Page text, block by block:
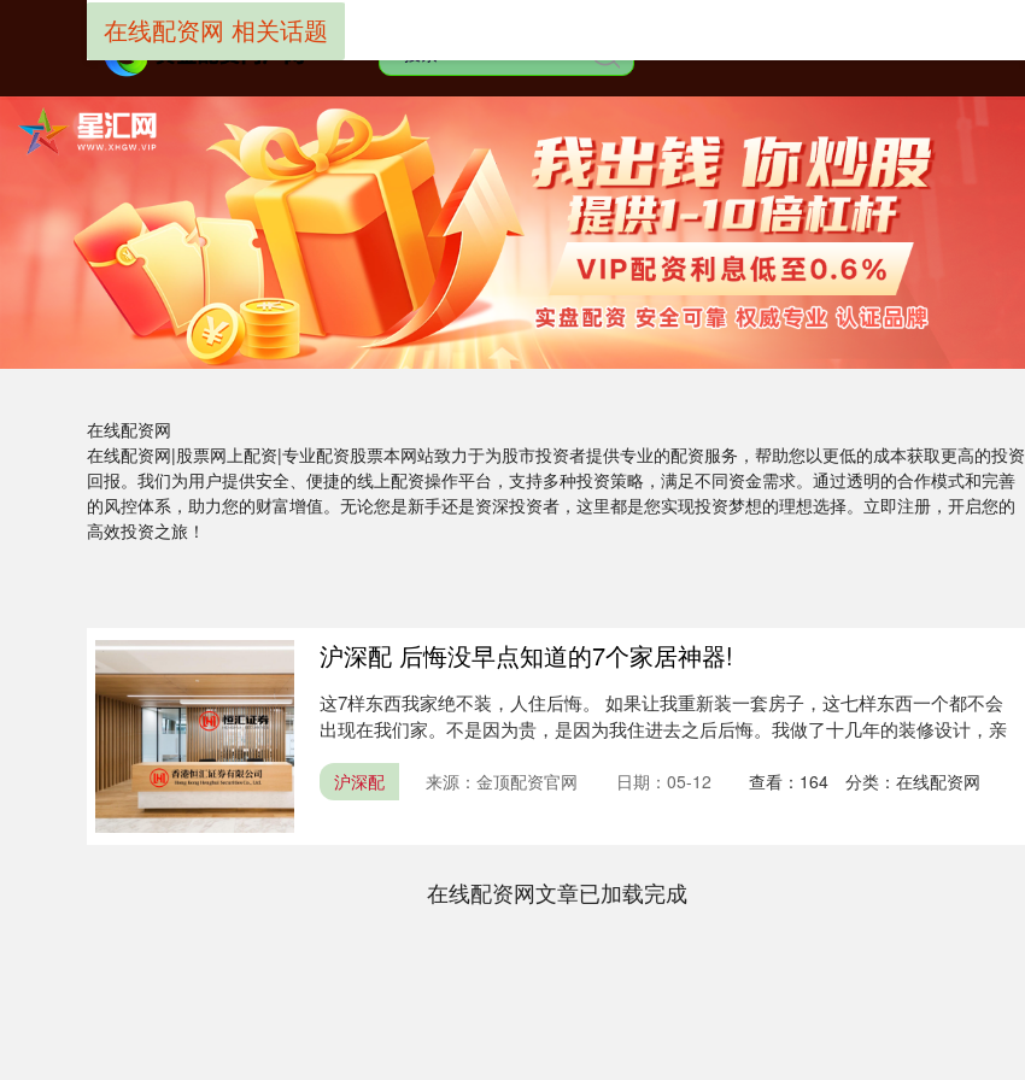
在线配资网
在线配资网|股票网上配资|专业配资股票本网站致力于为股市投资者提供专业的配资服务，帮助您以更低的成本获取更高的投资
回报。我们为用户提供安全、便捷的线上配资操作平台，支持多种投资策略，满足不同资金需求。通过透明的合作模式和完善
的风控体系，助力您的财富增值。无论您是新手还是资深投资者，这里都是您实现投资梦想的理想选择。立即注册，开启您的
高效投资之旅！
在线配资网 相关话题
沪深配 后悔没早点知道的7个家居神器!
这7样东西我家绝不装，人住后悔。 如果让我重新装一套房子，这七样东西一个都不会
出现在我们家。不是因为贵，是因为我住进去之后后悔。我做了十几年的装修设计，亲
沪深配 来源：金顶配资官网 日期：05-12 查看： 164 分类：在线配资网
在线配资网文章已加载完成